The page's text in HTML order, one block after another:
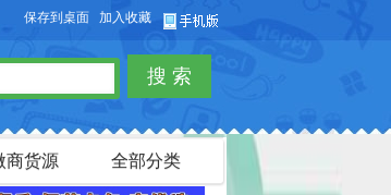
信息，也可以免费发布淘宝客商品信息。
保存到桌面 加入收藏
搜 索
商货源 全部分类